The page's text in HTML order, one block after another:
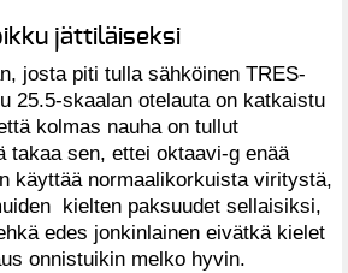
jättiläiseksi
josta piti tulla sähköinen TRES-
25.5-skaalan otelauta on katkaistu
kolmas nauha on tullut
takaa sen, ettei oktaavi-g enää
käyttää normaalikorkuista viritystä,
kielten paksuudet sellaisiksi,
edes jonkinlainen eivätkä kielet
onnistuikin melko hyvin.